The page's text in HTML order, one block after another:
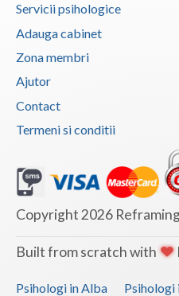
Examinare si avizare
Examinare si avizare
Terapii de scurta durata (1)
Servicii psihologice
Adauga cabinet
Zona membri
Ajutor
Contact
Termeni si conditii
Copyright 2026
Built from scratch with
Psihologi in Alba Psihologi